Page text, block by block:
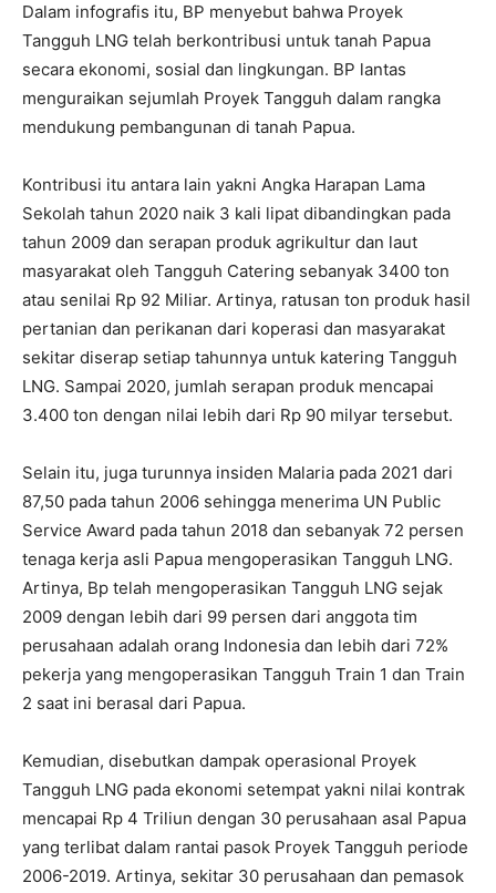
Dalam infografis itu, BP menyebut bahwa Proyek
Tangguh LNG telah berkontribusi untuk tanah Papua
secara ekonomi, sosial dan lingkungan. BP lantas
menguraikan sejumlah Proyek Tangguh dalam rangka
mendukung pembangunan di tanah Papua.
Kontribusi itu antara lain yakni Angka Harapan Lama
Sekolah tahun 2020 naik 3 kali lipat dibandingkan pada
tahun 2009 dan serapan produk agrikultur dan laut
masyarakat oleh Tangguh Catering sebanyak 3400 ton
atau senilai Rp 92 Miliar. Artinya, ratusan ton produk hasil
pertanian dan perikanan dari koperasi dan masyarakat
sekitar diserap setiap tahunnya untuk katering Tangguh
LNG. Sampai 2020, jumlah serapan produk mencapai
3.400 ton dengan nilai lebih dari Rp 90 milyar tersebut.
Selain itu, juga turunnya insiden Malaria pada 2021 dari
87,50 pada tahun 2006 sehingga menerima UN Public
Service Award pada tahun 2018 dan sebanyak 72 persen
tenaga kerja asli Papua mengoperasikan Tangguh LNG.
Artinya, Bp telah mengoperasikan Tangguh LNG sejak
2009 dengan lebih dari 99 persen dari anggota tim
perusahaan adalah orang Indonesia dan lebih dari 72%
pekerja yang mengoperasikan Tangguh Train 1 dan Train
2 saat ini berasal dari Papua.
Kemudian, disebutkan dampak operasional Proyek
Tangguh LNG pada ekonomi setempat yakni nilai kontrak
mencapai Rp 4 Triliun dengan 30 perusahaan asal Papua
yang terlibat dalam rantai pasok Proyek Tangguh periode
2006-2019. Artinya, sekitar 30 perusahaan dan pemasok